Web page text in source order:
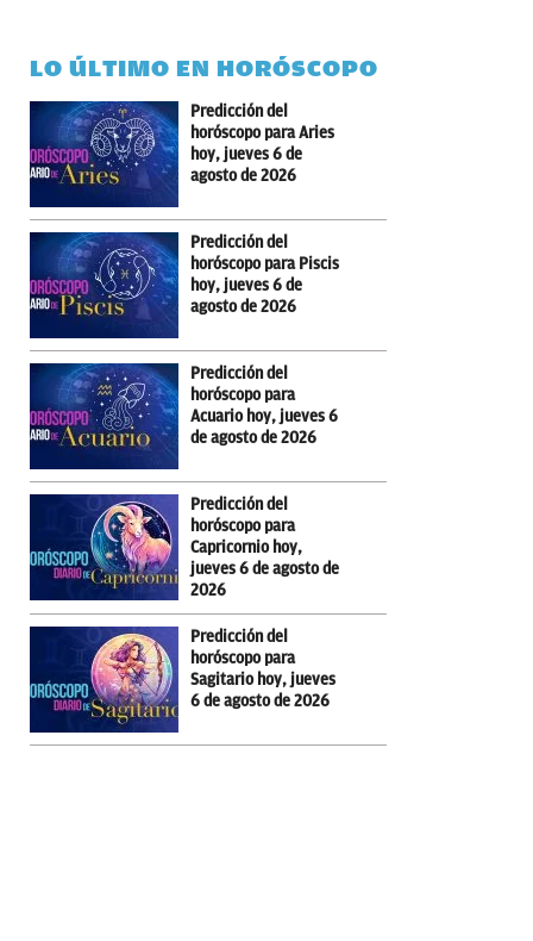
LO ÚLTIMO EN HORÓSCOPO
Predicción del
horóscopo para Aries
hoy, jueves 6 de
agosto de 2026
Predicción del
horóscopo para Piscis
hoy, jueves 6 de
agosto de 2026
Predicción del
horóscopo para
Acuario hoy, jueves 6
de agosto de 2026
Predicción del
horóscopo para
Capricornio hoy,
jueves 6 de agosto de
2026
Predicción del
horóscopo para
Sagitario hoy, jueves
6 de agosto de 2026